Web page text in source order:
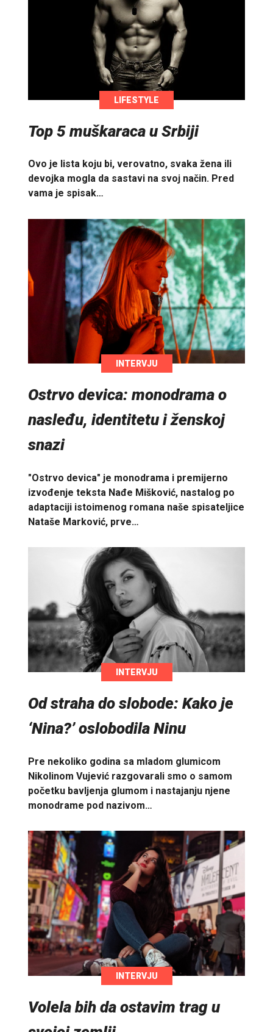
LIFESTYLE
Top 5 muškaraca u Srbiji
Ovo je lista koju bi, verovatno, svaka žena ili
devojka mogla da sastavi na svoj način. Pred
vama je spisak…
INTERVJU
Ostrvo devica: monodrama o
nasleđu, identitetu i ženskoj
snazi
"Ostrvo devica" je monodrama i premijerno
izvođenje teksta Nađe Mišković, nastalog po
adaptaciji istoimenog romana naše spisateljice
Nataše Marković, prve…
INTERVJU
Od straha do slobode: Kako je
‘Nina?’ oslobodila Ninu
Pre nekoliko godina sa mladom glumicom
Nikolinom Vujević razgovarali smo o samom
početku bavljenja glumom i nastajanju njene
monodrame pod nazivom…
INTERVJU
Volela bih da ostavim trag u